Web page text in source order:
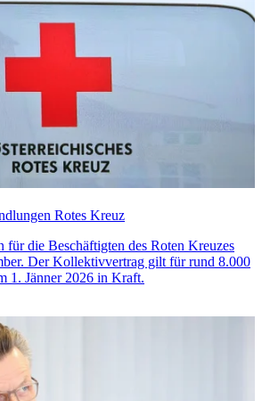
Rotes Kreuz
die Beschäftigten des Roten Kreuzes
Der Kollektivvertrag gilt für rund 8.000
1. Jänner 2026 in Kraft.